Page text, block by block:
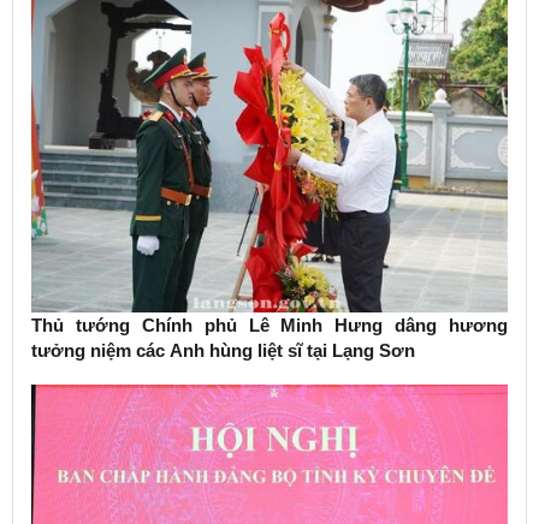
Thủ tướng Chính phủ Lê Minh Hưng dâng hương
tưởng niệm các Anh hùng liệt sĩ tại Lạng Sơn